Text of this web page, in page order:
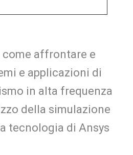
affrontare e
e applicazioni di
in alta frequenza
della simulazione
tecnologia di Ansys